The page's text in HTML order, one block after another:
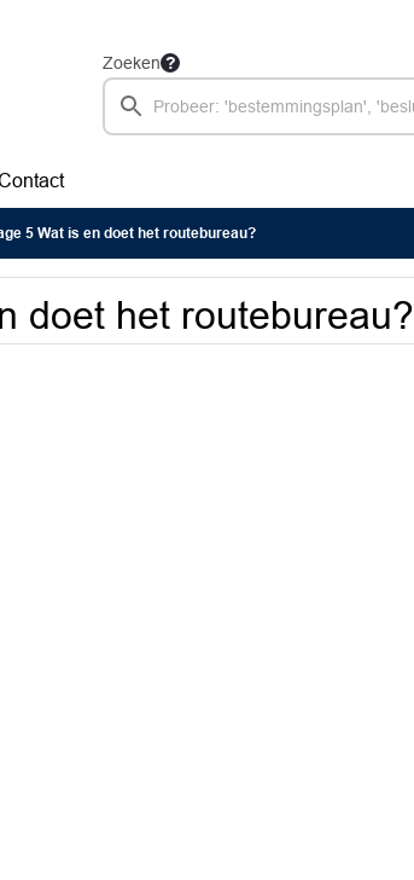
Zoeken
5 Wat is en doet het routebureau?
doet het routebureau?